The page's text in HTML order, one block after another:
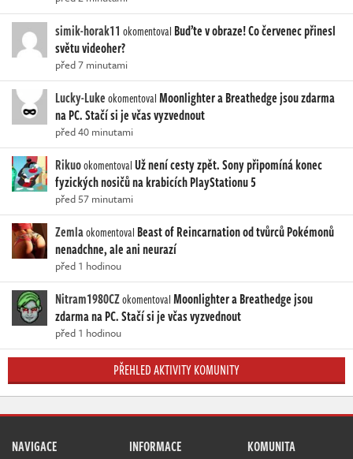
simik-horak11 okomentoval Buďte v obraze! Co červenec přinesl
světu videoher?
před 7 minutami
Lucky-LukeokomentovalMoonlighter a Breathedge jsou zdarma
na PC. Stačí si je včas vyzvednout
před 40 minutami
RikuookomentovalUž není cesty zpět. Sony připomíná konec
fyzických nosičů na krabicích PlayStationu 5
před 57 minutami
Zemlaokomentoval Beast of Reincarnation od tvůrců Pokémonů
nenadchne, ale ani neurazí
před 1 hodinou
Nitram1980CZokomentovalMoonlighter a Breathedge jsou
zdarma na PC. Stačí si je včas vyzvednout
před 1 hodinou
PŘEHLED AKTIVITY KOMUNITY
NAVIGACE INFORMACE KOMUNITA